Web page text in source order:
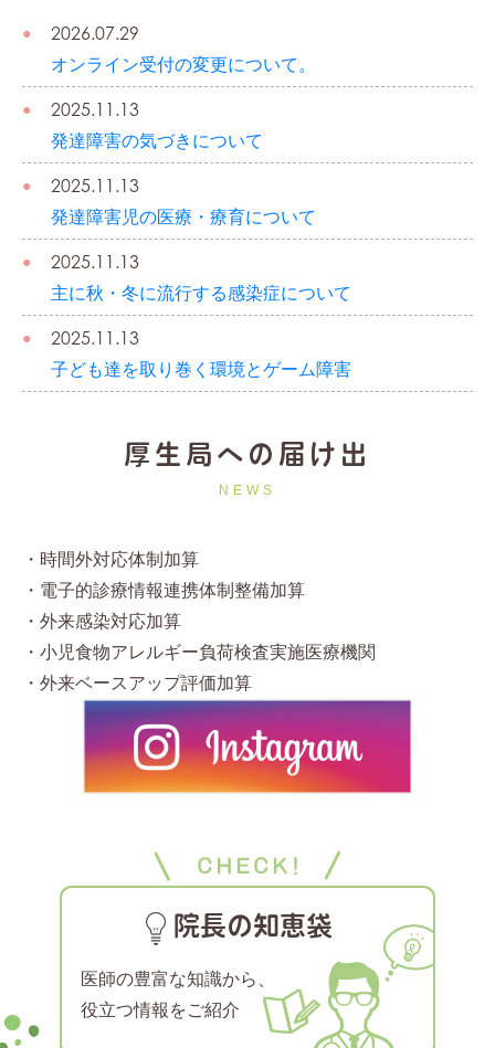
2026.07.29
オンライン受付の変更について。
2025.11.13
発達障害の気づきについて
2025.11.13
発達障害児の医療・療育について
2025.11.13
主に秋・冬に流行する感染症について
2025.11.13
子ども達を取り巻く環境とゲーム障害
厚生局への届け出
・時間外対応体制加算
・電子的診療情報連携体制整備加算
・外来感染対応加算
・小児食物アレルギー負荷検査実施医療機関
・外来ベースアップ評価加算
院長の知恵袋
医師の豊富な知識から、
役立つ情報をご紹介